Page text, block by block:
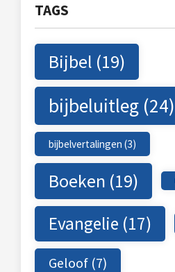
TAGS
Bijbel (19)
bijbeluitleg (24)
bijbelvertalingen (3)
Boeken (19)
Evangelie (17)
Geloof (7)